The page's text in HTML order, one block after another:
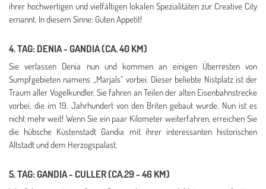
ihrer hochwertigen und vielfältigen lokalen Spezialitäten zur Creative City
ernannt. In diesem Sinne: Guten Appetit!
4. TAG: DENIA - GANDIA (CA. 40 KM)
Sie verlassen Denia nun und kommen an einigen Überresten von
Sumpfgebieten namens „Marjals“ vorbei. Dieser beliebte Nistplatz ist der
Traum aller Vogelkundler. Sie fahren an Teilen der alten Eisenbahnstrecke
vorbei, die im 19. Jahrhundert von den Briten gebaut wurde. Nun ist es
nicht mehr weit! Wenn Sie ein paar Kilometer weiterfahren, erreichen Sie
die hübsche Küstenstadt Gandia mit ihrer interessanten historischen
Altstadt und dem Herzogspalast.
5. TAG: GANDIA - CULLER (CA.29 - 46 KM)